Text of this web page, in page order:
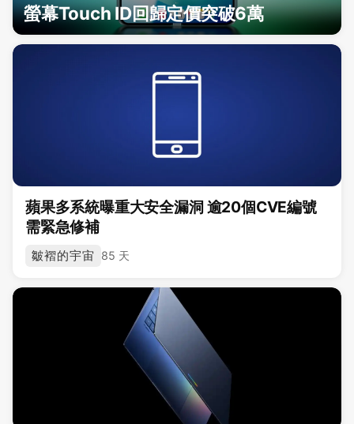
螢幕Touch ID回歸定價突破6萬
蘋果多系統曝重大安全漏洞 逾20個CVE編號
需緊急修補
皺褶的宇宙 85 天